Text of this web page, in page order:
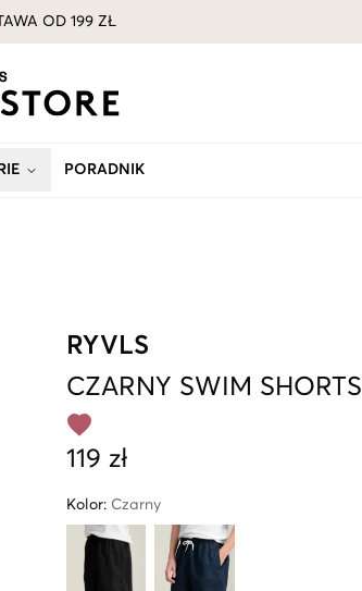
OD 199 ZŁ
PORADNIK
RYVLS
CZARNY SWIM SHORTS
119 zł
Kolor: Czarny